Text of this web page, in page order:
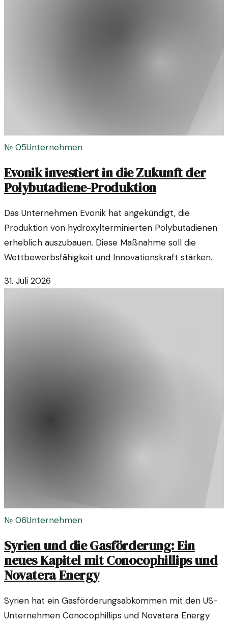
№ 05Unternehmen
Evonik investiert in die Zukunft der
Polybutadiene-Produktion
Das Unternehmen Evonik hat angekündigt, die
Produktion von hydroxylterminierten Polybutadienen
erheblich auszubauen. Diese Maßnahme soll die
Wettbewerbsfähigkeit und Innovationskraft stärken.
31. Juli 2026
№ 06Unternehmen
Syrien und die Gasförderung: Ein
neues Kapitel mit Conocophillips und
Novatera Energy
Syrien hat ein Gasförderungsabkommen mit den US-
Unternehmen Conocophillips und Novatera Energy